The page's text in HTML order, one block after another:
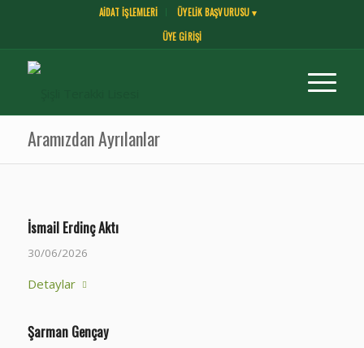
AİDAT İŞLEMLERİ
ÜYELİK BAŞVURUSU ▾
ÜYE GİRİŞİ
Aramızdan Ayrılanlar
İsmail Erdinç Aktı
30/06/2026
Detaylar
Şarman Gençay